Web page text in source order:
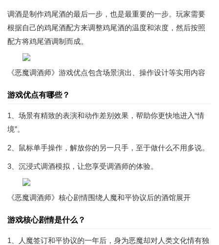
调酒是制作鸡尾酒的最后一步，也是最重要的一步。玩家需要
根据自己的鸡尾酒配方来调整鸡尾酒的温度和浓度，然后按照
配方将鸡尾酒调制而成。
《恶魔调酒师》游戏优点包含场景演出、操作设计等实用内容
游戏优点有哪些？
1、场景有精致的表演和动作差别效果，帮助你更快地进入“情
境”。
2、鼠标单手操作，解放你的另一只手，至于做什么不用多说。
3、沉浸式调酒模拟，让您享受调酒师的体验。
《恶魔调酒师》核心剧情围绕人魔和平协议后的酒馆展开
游戏核心剧情是什么？
1、人魔签订和平协议的一年后，身为恶魔却对人类文化情有独